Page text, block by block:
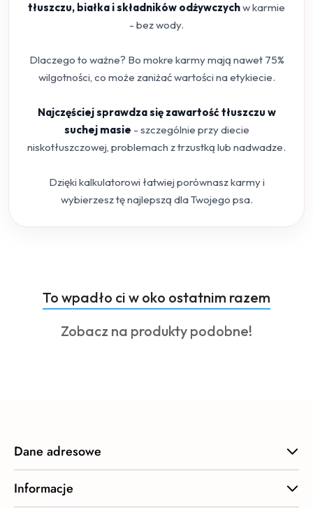
tłuszczu, białka i składników odżywczychw karmie
- bez wody.
Dlaczego to ważne? Bo mokre karmy mają nawet 75%
wilgotności, co może zaniżać wartości na etykiecie.
Najczęściej sprawdza się zawartość tłuszczu w
suchej masie - szczególnie przy diecie
niskotłuszczowej, problemach z trzustką lub nadwadze.
Dzięki kalkulatorowi łatwiej porównasz karmy i
wybierzesz tę najlepszą dla Twojego psa.
Pomiń karuzelę produktów
Produkty
o
statusie:
To wpadło ci w oko ostatnim razem
Produkty
Zobacz na produkty podobne!
Dane adresowe
Informacje